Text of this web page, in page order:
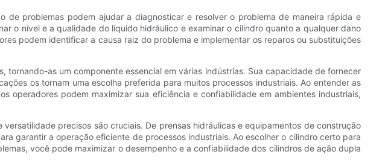
problemas podem ajudar a diagnosticar e resolver o problema de maneira rápida e
o nível e a qualidade do líquido hidráulico e examinar o cilindro quanto a qualquer dano
podem identificar a causa raiz do problema e implementar os reparos ou substituições
as um componente essencial em várias indústrias. Sua capacidade de fornecer
os tornam uma escolha preferida para muitos processos industriais. Ao entender as
operadores podem maximizar sua eficiência e confiabilidade em ambientes industriais,
precisos são cruciais. De prensas hidráulicas e equipamentos de construção
garantir a operação eficiente de processos industriais. Ao escolher o cilindro certo para
você pode maximizar o desempenho e a confiabilidade dos cilindros de ação dupla